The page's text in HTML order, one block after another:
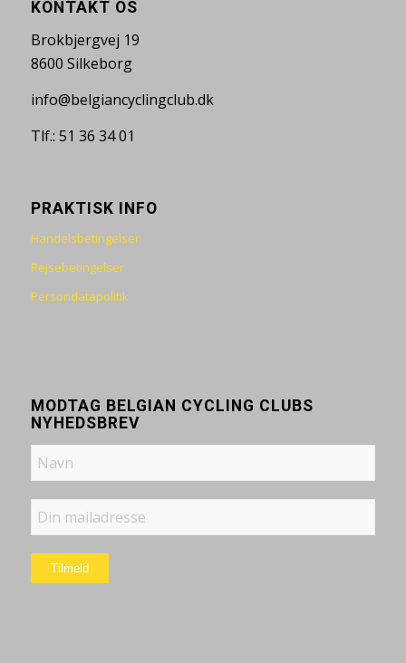
KONTAKT OS
Brokbjergvej 19
8600 Silkeborg
info@belgiancyclingclub.dk
Tlf.: 51 36 34 01
PRAKTISK INFO
Handelsbetingelser
Rejsebetingelser
Persondatapolitik
MODTAG BELGIAN CYCLING CLUBS
NYHEDSBREV